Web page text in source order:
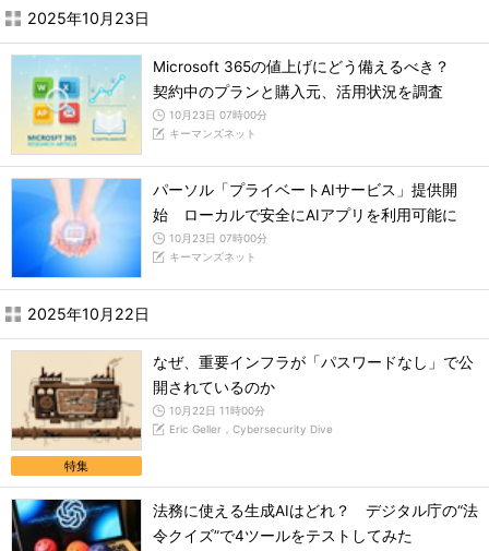
2025年10月23日
Microsoft 365の値上げにどう備えるべき？
契約中のプランと購入元、活用状況を調査
10月23日 07時00分
キーマンズネット
パーソル「プライベートAIサービス」提供開
始 ローカルで安全にAIアプリを利用可能に
10月23日 07時00分
キーマンズネット
2025年10月22日
特集
なぜ、重要インフラが「パスワードなし」で公
開されているのか
10月22日 11時00分
Eric Geller，Cybersecurity Dive
法務に使える生成AIはどれ？ デジタル庁の“法
令クイズ”で4ツールをテストしてみた